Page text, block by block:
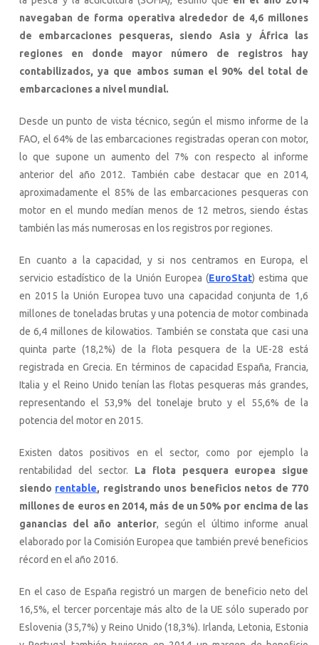
navegaban de forma operativa alrededor de 4,6 millones
de embarcaciones pesqueras, siendo Asia y África las
regiones en donde mayor número de registros hay
contabilizados, ya que ambos suman el 90% del total de
embarcaciones a nivel mundial.
Desde un punto de vista técnico, según el mismo informe de la
FAO, el 64% de las embarcaciones registradas operan con motor,
lo que supone un aumento del 7% con respecto al informe
anterior del año 2012. También cabe destacar que en 2014,
aproximadamente el 85% de las embarcaciones pesqueras con
motor en el mundo medían menos de 12 metros, siendo éstas
también las más numerosas en los registros por regiones.
En cuanto a la capacidad, y si nos centramos en Europa, el
servicio estadístico de la Unión Europea (EuroStat) estima que
en 2015 la Unión Europea tuvo una capacidad conjunta de 1,6
millones de toneladas brutas y una potencia de motor combinada
de 6,4 millones de kilowatios. También se constata que casi una
quinta parte (18,2%) de la flota pesquera de la UE-28 está
registrada en Grecia. En términos de capacidad España, Francia,
Italia y el Reino Unido tenían las flotas pesqueras más grandes,
representando el 53,9% del tonelaje bruto y el 55,6% de la
potencia del motor en 2015.
Existen datos positivos en el sector, como por ejemplo la
rentabilidad del sector. La flota pesquera europea sigue
siendo rentable, registrando unos beneficios netos de 770
millones de euros en 2014, más de un 50% por encima de las
ganancias del año anterior, según el último informe anual
elaborado por la Comisión Europea que también prevé beneficios
récord en el año 2016.
En el caso de España registró un margen de beneficio neto del
16,5%, el tercer porcentaje más alto de la UE sólo superado por
Eslovenia (35,7%) y Reino Unido (18,3%). Irlanda, Letonia, Estonia